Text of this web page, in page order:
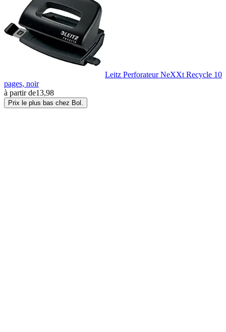
Leitz Perforateur NeXXt Recycle 10
pages, noir
à partir de13,98
Prix le plus bas chez Bol.